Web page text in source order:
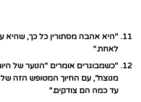
"היא אהבה מסתורין כל כך, שהיא
לאחת."
"כשמבוגרים אומרים "הנוער של
מנוצח", עם החיוך המטופש הזה
עד כמה הם צודקים."